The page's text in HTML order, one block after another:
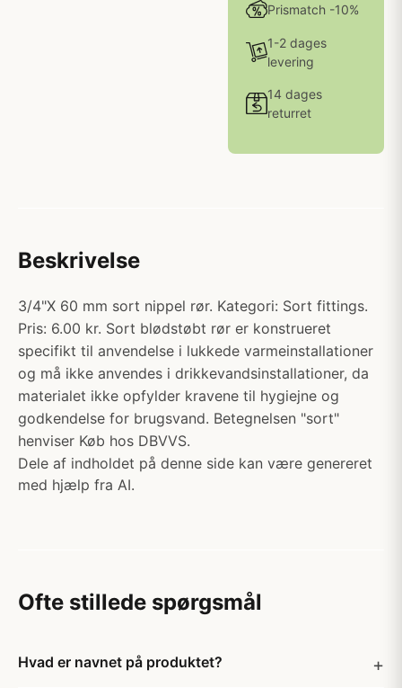
Prismatch -10%
1-2 dages
levering
14 dages
returret
Beskrivelse
3/4"X 60 mm sort nippel rør. Kategori: Sort fittings.
Pris: 6.00 kr. Sort blødstøbt rør er konstrueret
specifikt til anvendelse i lukkede varmeinstallationer
og må ikke anvendes i drikkevandsinstallationer, da
materialet ikke opfylder kravene til hygiejne og
godkendelse for brugsvand. Betegnelsen "sort"
henviser Køb hos DBVVS.
Dele af indholdet på denne side kan være genereret
med hjælp fra AI.
Ofte stillede spørgsmål
Hvad er navnet på produktet?